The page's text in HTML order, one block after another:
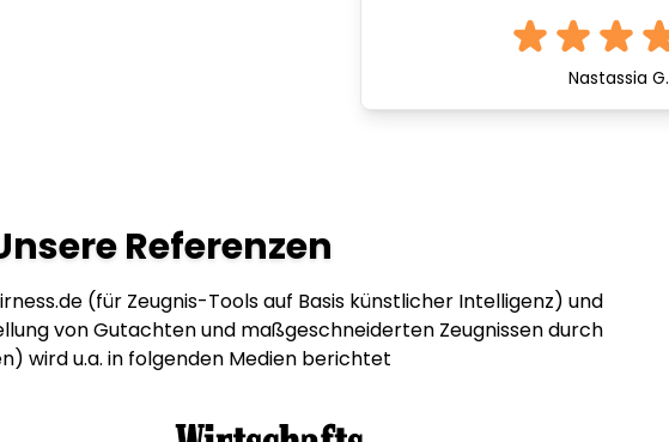
Nastassia G.
Referenzen
(für Zeugnis-Tools auf Basis künstlicher Intelligenz) und
von Gutachten und maßgeschneiderten Zeugnissen durch
wird u.a. in folgenden Medien berichtet